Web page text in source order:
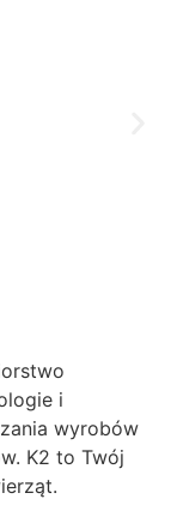
i
wyrobów
K2 to Twój